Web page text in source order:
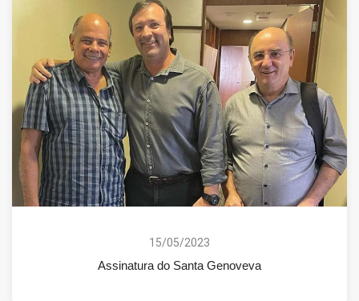
15/05/2023
Assinatura do Santa Genoveva